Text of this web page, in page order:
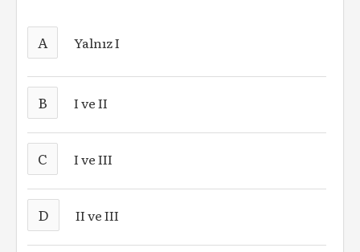
A Yalnız I
B I ve II
C I ve III
D II ve III